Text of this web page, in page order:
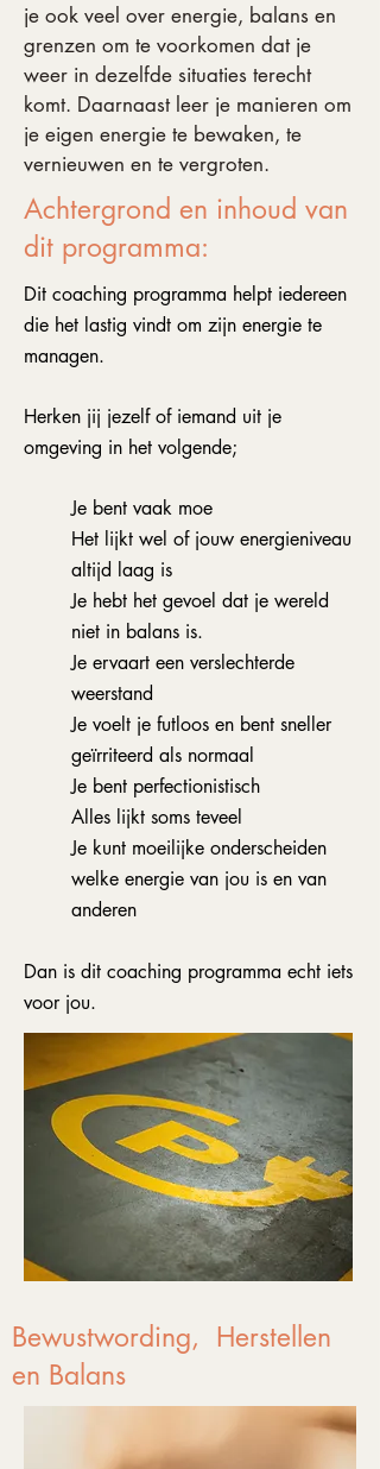
je ook veel over energie, balans en
grenzen om te voorkomen dat je
weer in dezelfde situaties terecht
komt. Daarnaast leer je manieren om
je eigen energie te bewaken, te
vernieuwen en te vergroten.
Achtergrond en inhoud van
dit programma:
Dit coaching programma helpt iedereen
die het lastig vindt om zijn energie te
managen.
Herken jij jezelf of iemand uit je
omgeving in het volgende;
Je bent vaak moe
Het lijkt wel of jouw energieniveau
altijd laag is
Je hebt het gevoel dat je wereld
niet in balans is.
Je ervaart een verslechterde
weerstand
Je voelt je futloos en bent sneller
geïrriteerd als normaal
Je bent perfectionistisch
Alles lijkt soms teveel
Je kunt moeilijke onderscheiden
welke energie van jou is en van
anderen
Dan is dit coaching programma echt iets
voor jou.
Bewustwording, Herstellen
en Balans